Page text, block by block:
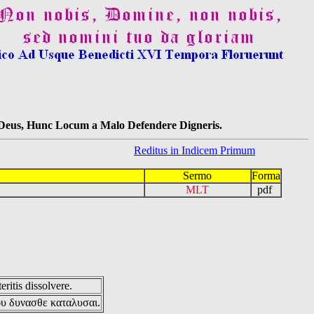
Hunc Locum a Malo Defendere Digneris.
Reditus in Indicem Primum
Sermo
Forma
MLT pdf
dissolvere.
δυνασθε καταλυσαι.